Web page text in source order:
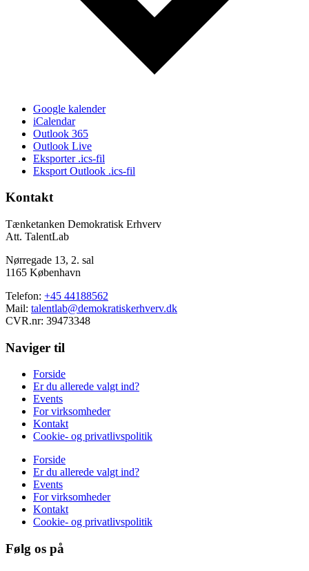
Google kalender
iCalendar
Outlook 365
Outlook Live
Eksporter .ics-fil
Eksport Outlook .ics-fil
Kontakt
Tænketanken Demokratisk Erhverv
Att. TalentLab
Nørregade 13, 2. sal
1165 København
Telefon: +45 44188562
Mail: talentlab@demokratiskerhverv.dk
CVR.nr: 39473348
Naviger til
Forside
Er du allerede valgt ind?
Events
For virksomheder
Kontakt
Cookie- og privatlivspolitik
Forside
Er du allerede valgt ind?
Events
For virksomheder
Kontakt
Cookie- og privatlivspolitik
Følg os på